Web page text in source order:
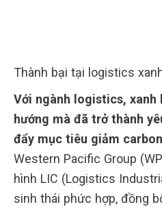
Thành bại tại logistics
Với ngành logistics, xanh
hướng mà đã trở thành
đẩy mục tiêu giảm
Western Pacific Group
hình LIC (Logistics
sinh thái phức hợp, đồng